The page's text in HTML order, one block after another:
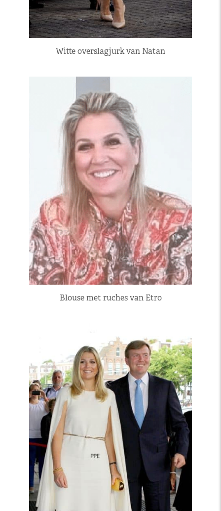
Witte overslagjurk van Natan
Blouse met ruches van Etro